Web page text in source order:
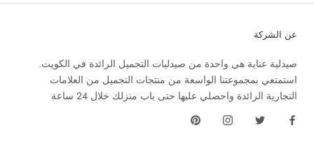
عن الشركة
صيدلية عناية هي واحدة من صيدليات التجميل الرائدة في الكويت.
استمتعي بمجموعتنا الواسعة من منتجات التجميل من العلامات
التجارية الرائدة واحصلي عليها حتى باب منزلك خلال 24 ساعة